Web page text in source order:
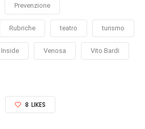
Prevenzione
Rubriche teatro turismo
Venosa Vito Bardi
8 LIKES